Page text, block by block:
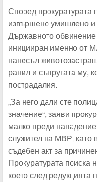
Според прокуратурата
извършено умишлено и
Държавното обвинение
иницииран именно от
нанесъл
ранил и съпругата му,
пострадалия.
„За него дали сте
значение“, заяви
малко преди
служител на МВР, като
съдебен акт за
Прокуратурата поиска
което след редукцията